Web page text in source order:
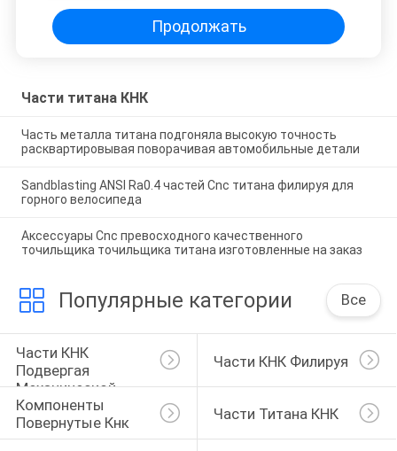
Продолжать
Части титана КНК
Часть металла титана подгоняла высокую точность
расквартировывая поворачивая автомобильные детали
Sandblasting ANSI Ra0.4 частей Cnc титана филируя для
горного велосипеда
Аксессуары Cnc превосходного качественного
точильщика точильщика титана изготовленные на заказ
Популярные категории Все
Части КНК
Подвергая
Механической
Обработке
Части КНК Филируя
Компоненты
Повернутые Кнк
Части Титана КНК